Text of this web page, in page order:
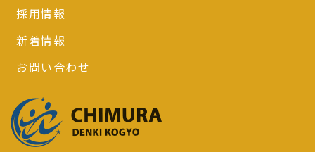
採用情報
新着情報
お問い合わせ